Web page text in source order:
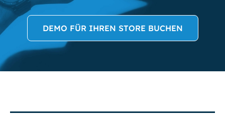
DEMO FÜR IHREN STORE BUCHEN